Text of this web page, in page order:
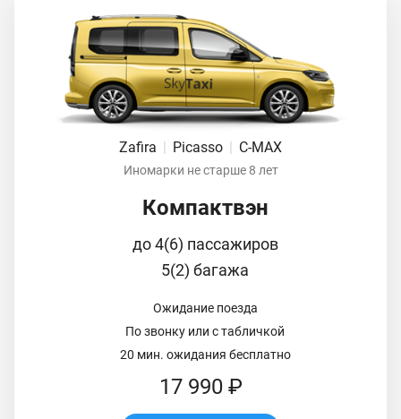
Zafira | Picasso | C-MAX
Иномарки не старше 8 лет
Компактвэн
до 4(6) пассажиров
5(2) багажа
Ожидание поезда
По звонку или с табличкой
20 мин. ожидания бесплатно
17 990 ₽